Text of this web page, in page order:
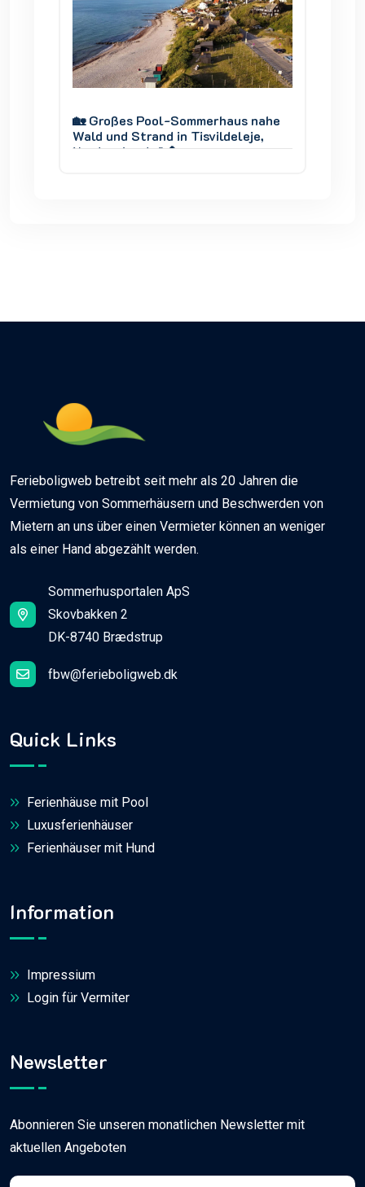
🏡 Großes Pool-Sommerhaus nahe
Wald und Strand in Tisvildeleje,
Nordseeland 🌊🌲
Ferieboligweb betreibt seit mehr als 20 Jahren die
Vermietung von Sommerhäusern und Beschwerden von
Mietern an uns über einen Vermieter können an weniger
als einer Hand abgezählt werden.
Sommerhusportalen ApS
Skovbakken 2
DK-8740 Brædstrup
fbw@ferieboligweb.dk
Quick Links
Ferienhäuse mit Pool
Luxusferienhäuser
Ferienhäuser mit Hund
Information
Impressium
Login für Vermiter
Newsletter
Abonnieren Sie unseren monatlichen Newsletter mit
aktuellen Angeboten